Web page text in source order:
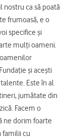
nostru ca să poată
frumoasă, e o
specifice și
mulți oameni.
și acești
Este în al
jumătate din
Facem o
ne dorim foarte
familii cu